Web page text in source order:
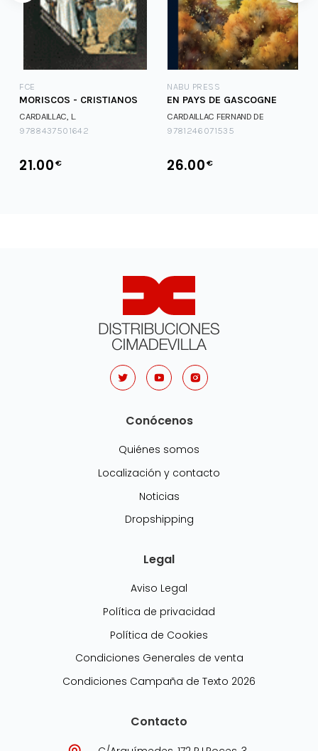
FCE
MORISCOS - CRISTIANOS
CARDAILLAC, L.
9788437501642
21.00€
NABU PRESS
EN PAYS DE GASCOGNE
CARDAILLAC FERNAND DE
9781246071535
26.00€
Conócenos
Quiénes somos
Localización y contacto
Noticias
Dropshipping
Legal
Aviso Legal
Política de privacidad
Política de Cookies
Condiciones Generales de venta
Condiciones Campaña de Texto 2026
Contacto